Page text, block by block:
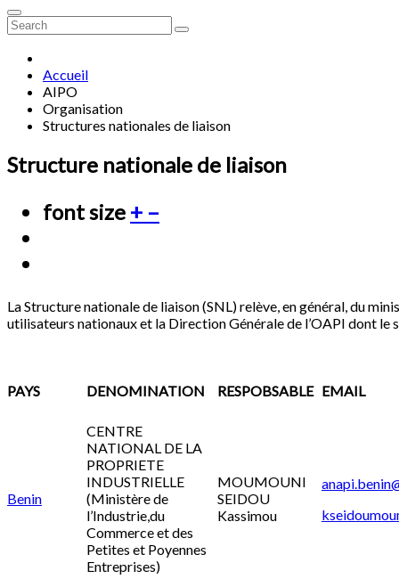
Accueil
AIPO
Organisation
Structures nationales de liaison
Structure nationale de liaison
font size + –
La Structure nationale de liaison (SNL) relève, en général, du
utilisateurs nationaux et la Direction Générale de l’OAPI dont le
PAYS DENOMINATION RESPOBSABLE EMAIL
Benin
CENTRE
NATIONAL DE LA
PROPRIETE
INDUSTRIELLE
(Ministère de
l’Industrie,du
Commerce et des
Petites et Poyennes
Entreprises)
MOUMOUNI
SEIDOU
Kassimou